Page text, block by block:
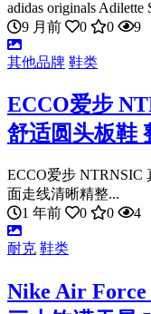
adidas originals Adilette
9 月前
0 0 9
其他品牌 鞋类
ECCO爱步
舒适圆头板鞋
ECCO爱步 NTRNSIC
面走线清晰精整...
1 年前
0 0 4
耐克 鞋类
Nike Air Force